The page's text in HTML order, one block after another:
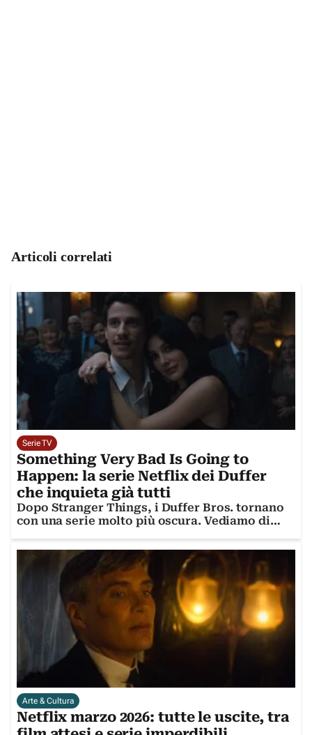
Articoli correlati
Serie TV
Something Very Bad Is Going to
Happen: la serie Netflix dei Duffer
che inquieta già tutti
Dopo Stranger Things, i Duffer Bros. tornano
con una serie molto più oscura. Vediamo di
Arte & Cultura
Netflix marzo 2026: tutte le uscite, tra